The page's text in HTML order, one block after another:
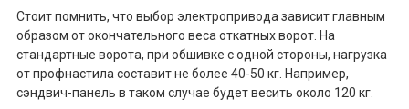
Стоит помнить, что выбор электропривода зависит главным
образом от окончательного веса откатных ворот. На
стандартные ворота, при обшивке с одной стороны, нагрузка
от профнастила составит не более 40-50 кг. Например,
сэндвич-панель в таком случае будет весить около 120 кг.